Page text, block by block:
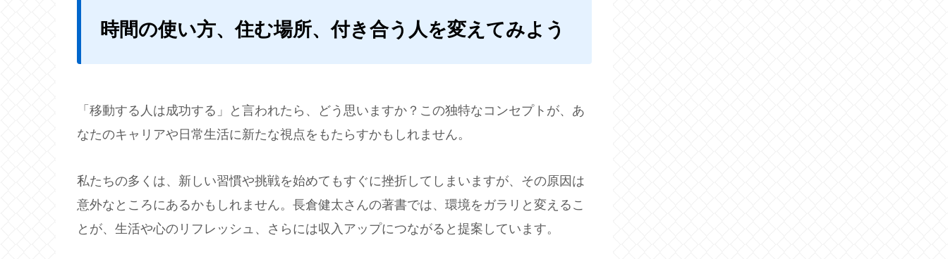
時間の使い方、住む場所、付き合う人を変えてみよう
「移動する人は成功する」と言われたら、どう思いますか？この独特なコンセプトが、あ
なたのキャリアや日常生活に新たな視点をもたらすかもしれません。
私たちの多くは、新しい習慣や挑戦を始めてもすぐに挫折してしまいますが、その原因は
意外なところにあるかもしれません。長倉健太さんの著書では、環境をガラリと変えるこ
とが、生活や心のリフレッシュ、さらには収入アップにつながると提案しています。